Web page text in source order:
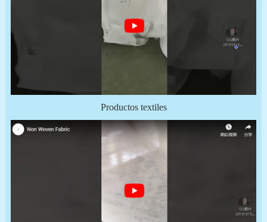
Productos textiles